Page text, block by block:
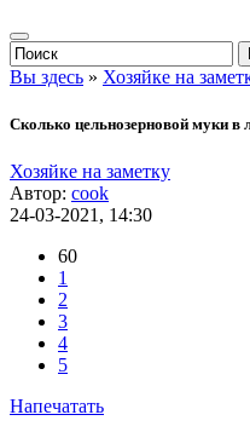
Вы здесь » Хозяйке на
Сколько цельнозерновой муки в
Хозяйке на заметку
Автор: cook
24-03-2021, 14:30
60
1
2
3
4
5
Напечатать